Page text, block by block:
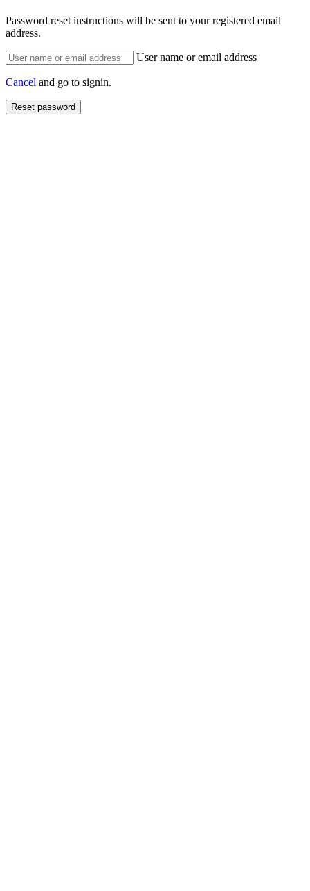
Password reset instructions will be sent to your registered email
address.
User name or email address
Cancel and go to signin.
Reset password